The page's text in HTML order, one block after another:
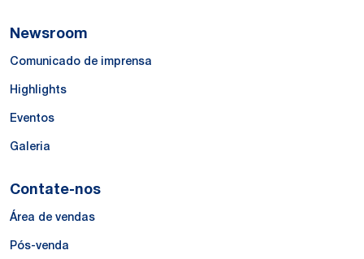
Newsroom
Comunicado de imprensa
Highlights
Eventos
Galeria
Contate-nos
Área de vendas
Pós-venda